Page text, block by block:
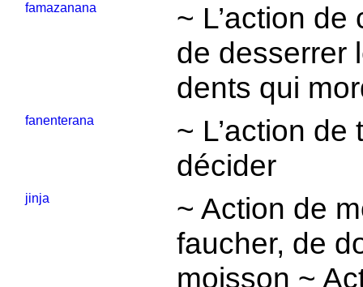
famazanana
~ L’action
de desserrer
dents qui
fanenterana
~ L’action
décider
jinja
~ Action de
faucher, de
moisson ~